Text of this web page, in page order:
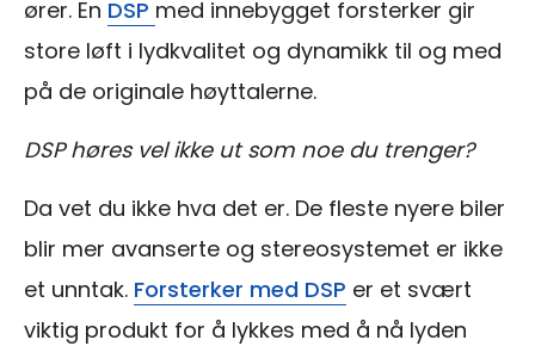
ører. En DSP med innebygget forsterker gir
store løft i lydkvalitet og dynamikk til og med
på de originale høyttalerne.
DSP høres vel ikke ut som noe du trenger?
Da vet du ikke hva det er. De fleste nyere biler
blir mer avanserte og stereosystemet er ikke
et unntak. Forsterker med DSP er et svært
viktig produkt for å lykkes med å nå lyden